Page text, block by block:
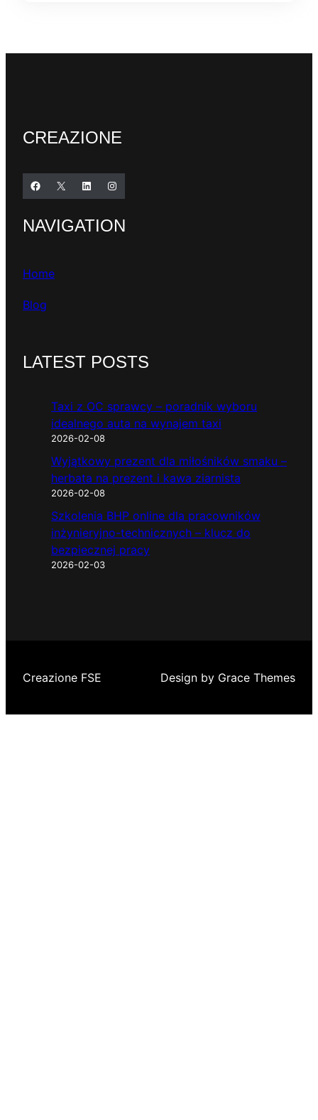
CREAZIONE
Facebook X LinkedIn Instagram
NAVIGATION
Home
Blog
LATEST POSTS
Taxi z OC sprawcy – poradnik wyboru
idealnego auta na wynajem taxi
2026-02-08
Wyjątkowy prezent dla miłośników smaku –
herbata na prezent i kawa ziarnista
2026-02-08
Szkolenia BHP online dla pracowników
inżynieryjno-technicznych – klucz do
bezpiecznej pracy
2026-02-03
Creazione FSE Design by Grace Themes